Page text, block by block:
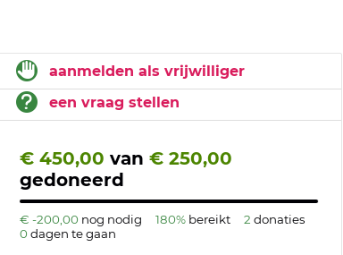
aanmelden als vrijwilliger
een vraag stellen
€ 450,00 van € 250,00
gedoneerd
€ -200,00 nog nodig 180% bereikt 2 donaties
0 dagen te gaan